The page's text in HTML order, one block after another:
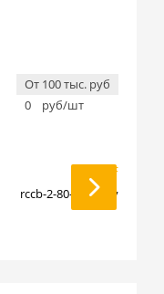
От 100 тыс. руб
0
руб/шт
EKF
rccb-2-80-500-g-av